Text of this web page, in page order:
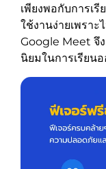
เพียงพอกับการเ
ใช้งานง่ายเพรา
Google Meet จึ
นิยมในการเรียน